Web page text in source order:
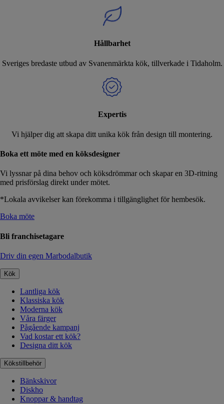
Hållbarhet
Sveriges bredaste utbud av Svanenmärkta kök, tillverkade i Tidaholm.
Expertis
Vi hjälper dig att skapa ditt unika kök från design till montering.
Boka ett möte med en köksdesigner
Vi lyssnar på dina behov och köksdrömmar och skapar en 3D-ritning
med prisförslag direkt under mötet.
*Lokala avvikelser kan förekomma i tillgänglighet för hembesök.
Boka möte
Bli franchisetagare
Driv din egen Marbodalbutik
Kök
Lantliga kök
Klassiska kök
Moderna kök
Våra färger
Pågående kampanj
Vad kostar ett kök?
Designa ditt kök
Kökstillbehör
Bänkskivor
Diskho
Knoppar & handtag